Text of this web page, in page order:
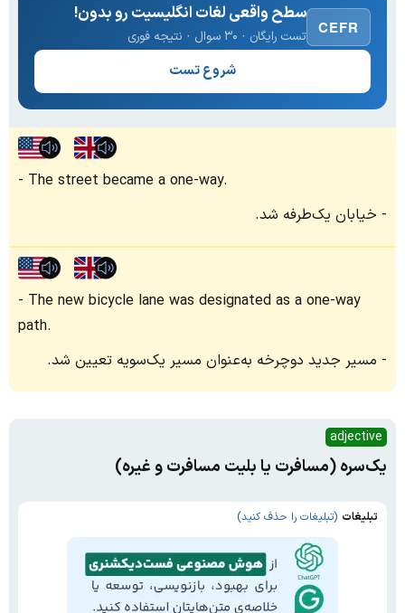
CEFR
سطح واقعی لغات انگلیسیت رو بدون!
تست رایگان · ۳۰ سوال · نتیجه فوری
شروع تست
The street became a one-way.
خیابان یک‌طرفه شد.
The new bicycle lane was designated as a one-way
path.
مسیر جدید دوچرخه به‌عنوان مسیر یک‌سویه تعیین شد.
adjective
یک‌سره (مسافرت یا بلیت مسافرت و غیره)
تبلیغات (تبلیغات را حذف کنید)